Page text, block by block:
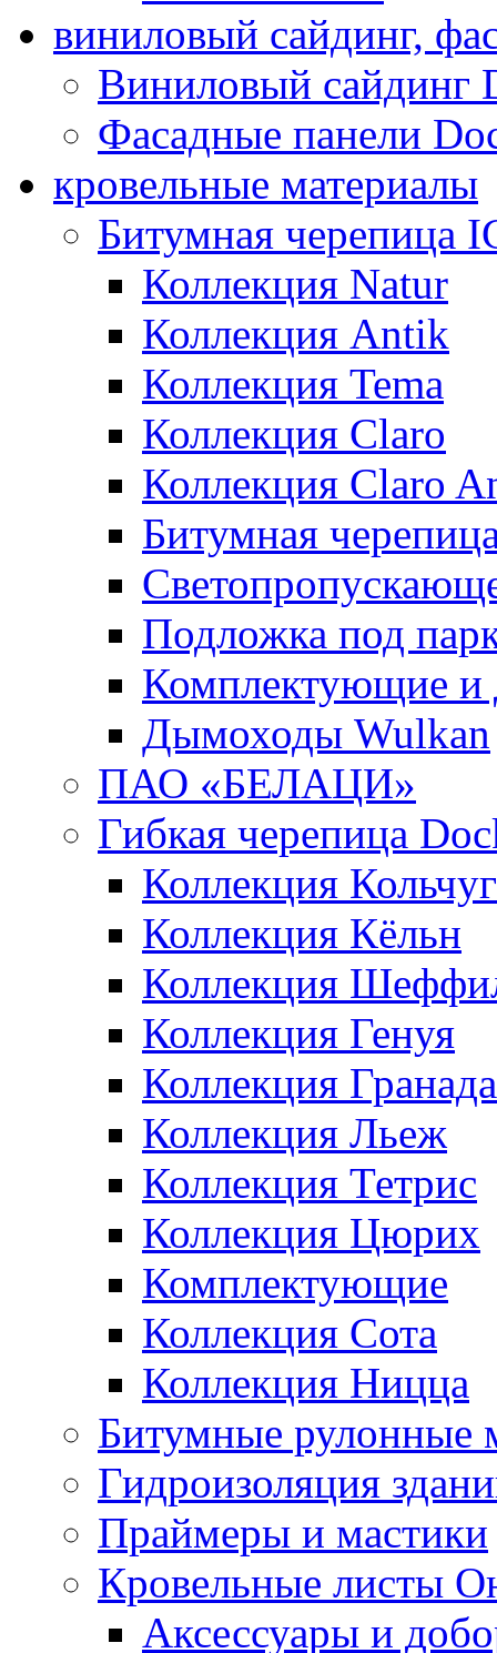
виниловый сайдинг,
Виниловый сайдинг
Фасадные панели
кровельные материалы
Битумная черепица
Коллекция Natur
Коллекция Antik
Коллекция Tema
Коллекция Claro
Коллекция Claro
Битумная
Подложка под
Комплектующие и
Дымоходы Wulkan
ПАО «БЕЛАЦИ»
Гибкая черепица
Коллекция
Коллекция Кёльн
Коллекция
Коллекция Генуя
Коллекция Гранада
Коллекция Льеж
Коллекция Тетрис
Коллекция Цюрих
Комплектующие
Коллекция Сота
Коллекция Ницца
Битумные рулонные
Гидроизоляция
Праймеры и мастики
Кровельные листы
Аксессуары и